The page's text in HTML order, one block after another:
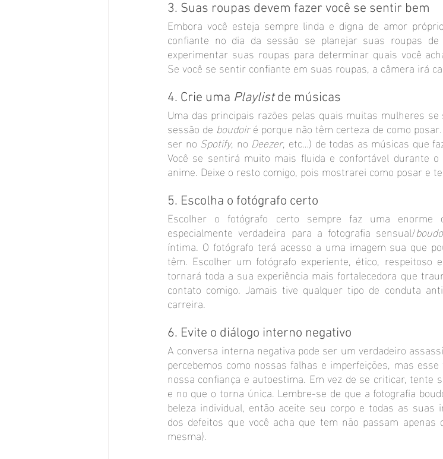
3. Suas roupas devem fazer você se sentir bem
Embora você esteja sempre linda e digna de amor
confiante no dia da sessão se planejar suas roupas de
experimentar suas roupas para determinar quais você
Se você se sentir confiante em suas roupas, a câmera irá
4. Crie uma Playlist de músicas
Uma das principais razões pelas quais muitas mulheres
sessão de boudoir é porque não têm certeza de como
ser no Spotify, no Deezer, etc…) de todas as músicas que
Você se sentirá muito mais fluida e confortável durante
anime. Deixe o resto comigo, pois mostrarei como posar e
5. Escolha o fotógrafo certo
Escolher o fotógrafo certo sempre faz uma enorme
especialmente verdadeira para a fotografia sensual/
íntima. O fotógrafo terá acesso a uma imagem sua que
têm. Escolher um fotógrafo experiente, ético, respeitoso
tornará toda a sua experiência mais fortalecedora que
contato comigo. Jamais tive qualquer tipo de conduta
carreira.
6. Evite o diálogo interno negativo
A conversa interna negativa pode ser um verdadeiro
percebemos como nossas falhas e imperfeições, mas
nossa confiança e autoestima. Em vez de se criticar,
e no que o torna única. Lembre-se de que a fotografia
beleza individual, então aceite seu corpo e todas as suas
dos defeitos que você acha que tem não passam
mesma).